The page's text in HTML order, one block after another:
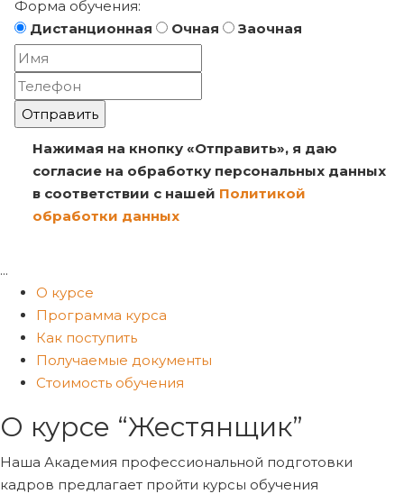
Форма обучения:
Дистанционная
Очная Заочная
Отправить
Нажимая на кнопку «Отправить», я даю
согласие на обработку персональных данных
в соответствии с нашей Политикой
обработки данных
...
О курсе
Программа курса
Как поступить
Получаемые документы
Стоимость обучения
О курсе “Жестянщик”
Наша Академия профессиональной подготовки
кадров предлагает пройти курсы обучения